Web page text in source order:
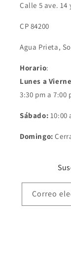
Calle 5 ave. 14
CP 84200
Agua Prieta,
Horario:
Lunes a
3:30 pm a 7:00
Sábado: 10:00
Domingo:
Correo